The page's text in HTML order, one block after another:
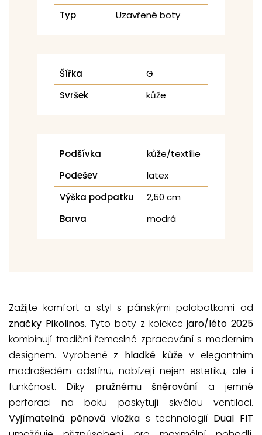
Typ
Uzavřené boty
Šířka
G
Svršek
kůže
Podšívka
kůže/textílie
Podešev
latex
Výška podpatku
2,50 cm
Barva
modrá
Zažijte komfort a styl s pánskými polobotkami od
značky Pikolinos. Tyto boty z kolekcejaro/léto 2025
kombinují tradiční řemeslné zpracování s moderním
designem. Vyrobené z hladké kůžev elegantním
modrošedém odstínu, nabízejí nejen estetiku, ale i
funkčnost. Díky pružnému šněrování a jemné
perforaci na boku poskytují skvělou ventilaci.
Vyjímatelná pěnová vložkas technologií Dual FIT